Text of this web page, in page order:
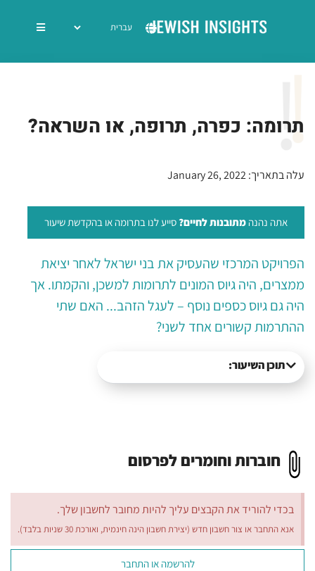
תרומה: כפרה, תרופה, או השראה?
עלה בתאריך: January 26, 2022
אתה נהנהמתובנות לחיים?סייע לנו בתרומה או בהקדשת שיעור
הפרויקט המרכזי שהעסיק את בני ישראל לאחר יציאת
ממצרים, היה גיוס המונים לתרומות למשכן, והקמתו. אך
היה גם גיוס כספים נוסף – לעגל הזהב... האם שתי
ההתרמות קשורים אחד לשני?
תוכן השיעור:
חוברות וחומרים לפרסום
בכדי להוריד את הקבצים עליך להיות מחובר לחשבון שלך.
אנא התחבר או צור חשבון חדש (יצירת חשבון הינה חינמית, ואורכת 30 שניות בלבד).
להרשמה או התחבר